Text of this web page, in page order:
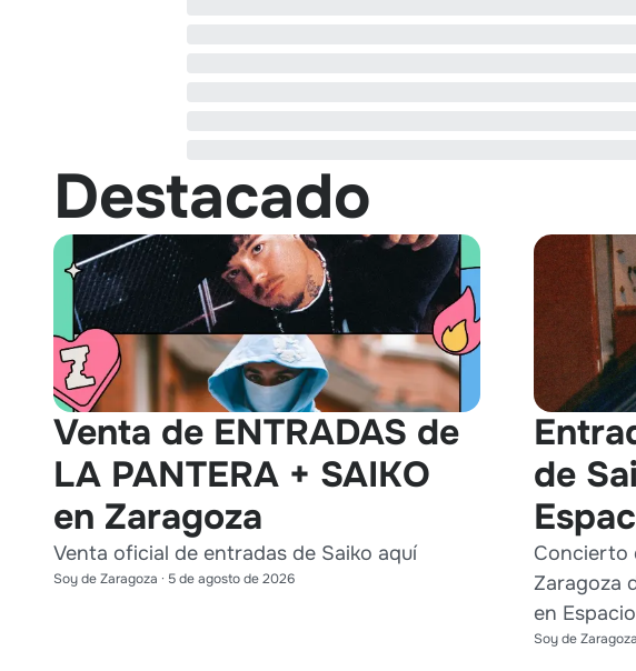
Destacado
Venta de ENTRADAS de
LA PANTERA + SAIKO
en Zaragoza
Venta oficial de entradas de Saiko aquí
Soy de Zaragoza · 5 de agosto de 2026
de
Concierto
Zaragoza
en
Soy de Zaragoza